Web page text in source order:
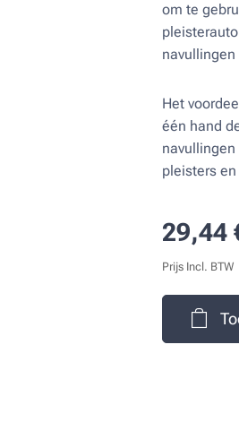
om te
navullingen
Het
één hand
pleisters
29,44
Prijs Incl. BTW